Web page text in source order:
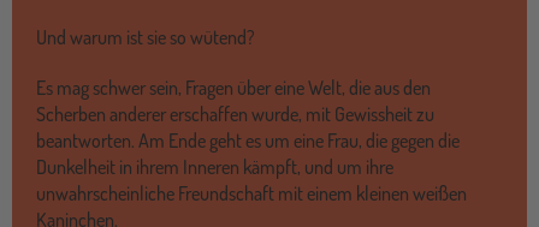
Und warum ist sie so wütend?
Es mag schwer sein, Fragen über eine Welt, die aus den
Scherben anderer erschaffen wurde, mit Gewissheit zu
beantworten. Am Ende geht es um eine Frau, die gegen die
Dunkelheit in ihrem Inneren kämpft, und um ihre
unwahrscheinliche Freundschaft mit einem kleinen weißen
Kaninchen.